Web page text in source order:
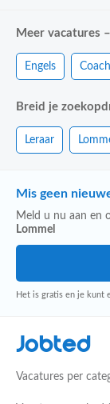
Meer vacatures
Engels Coach
Breid je
Leraar
Mis geen
Meld u nu aan en
Lommel
Het is gratis en je kunt
Jobted
Vacatures per